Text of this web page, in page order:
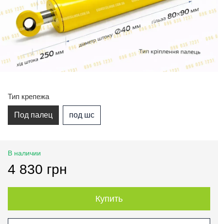
Тип крепежа
Под палец под шс
В наличии
4 830 грн
Купить